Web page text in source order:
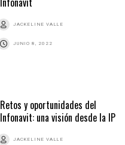
JACKELINE VALLE
JUNIO 8, 2022
Retos y oportunidades del
Infonavit: una visión desde la IP
JACKELINE VALLE